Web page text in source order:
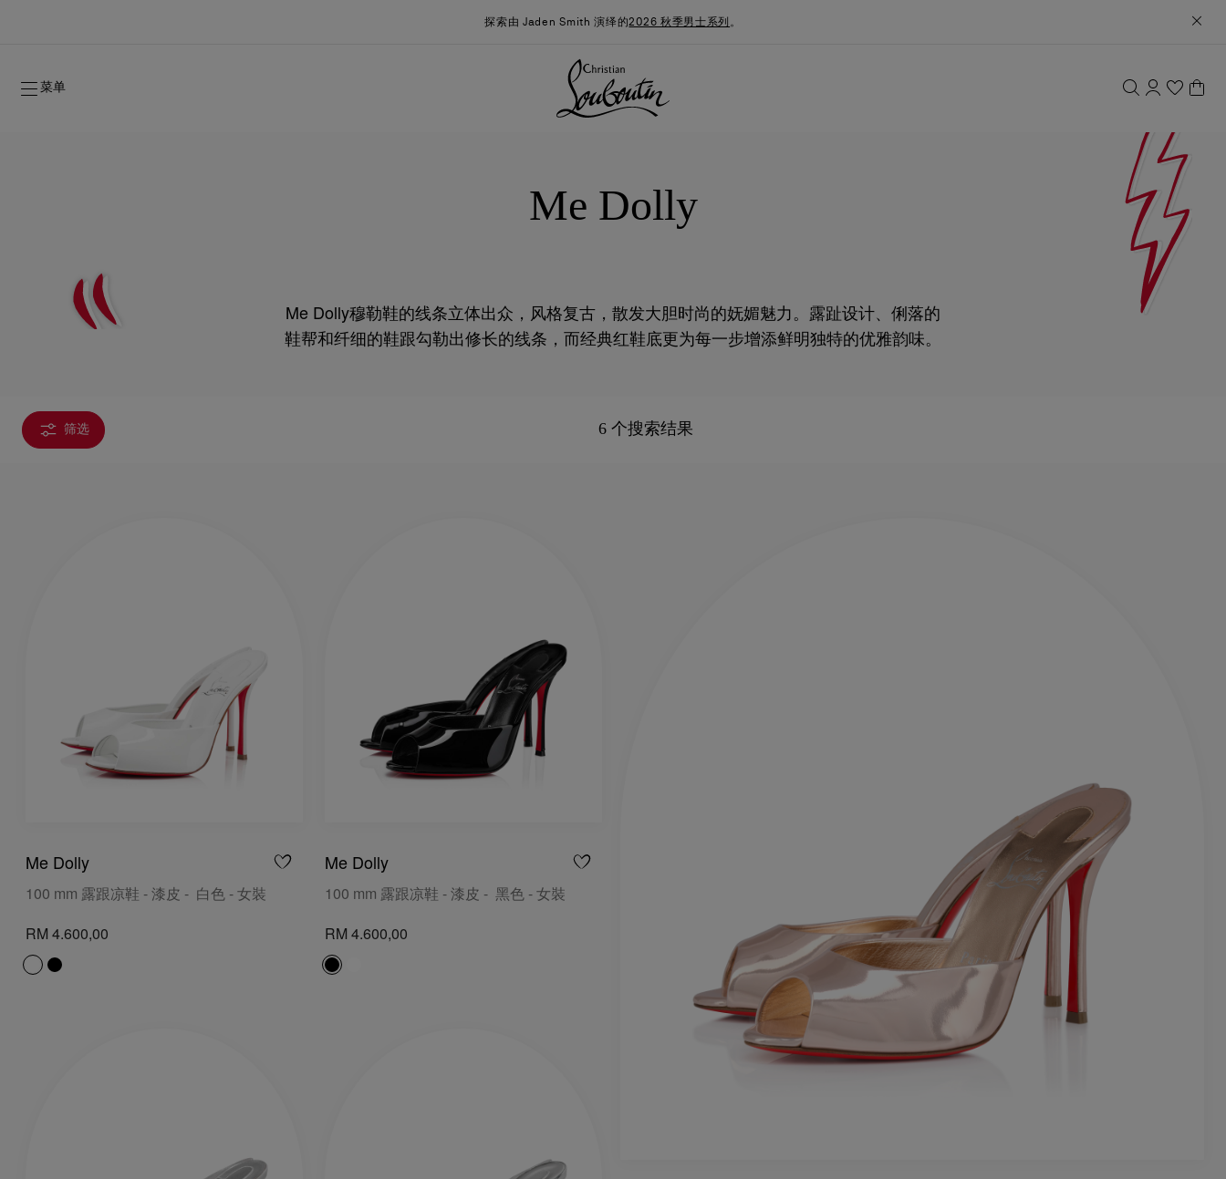
探索由 Jaden Smith 演绎的2026 秋季男士系列 。
菜单
Cassia系列 时尚经典
2026年秋季系列
2026年秋季系列
全新登场：Oud Fétiche 奢⾹淡⾹精
精湛工藝
Me Dolly
Me Dolly穆勒鞋的线条立体出众，风格复古，散发大胆时尚的妩媚魅力。露趾设计、俐落的
鞋帮和纤细的鞋跟勾勒出修长的线条，而经典红鞋底更为每一步增添鲜明独特的优雅韵味。
筛选 6 个搜索结果
Me Dolly
100 mm 露跟凉鞋 - 漆皮 - 白色 - 女裝
RM 4.600,00
Me Dolly
100 mm 露跟凉鞋 - 漆皮 - 黑色 - 女裝
RM 4.600,00